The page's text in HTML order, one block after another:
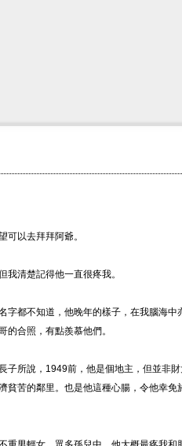
可以去拜拜阿爺。
我清楚記得他一直很疼我。
字都不知道，他晚年的樣子，在我腦海中
的合照，有點羨慕他們。
子所說，1949前，他是個地主，但並非
貧苦的鄰里。也是他這種心腸，令他幸免